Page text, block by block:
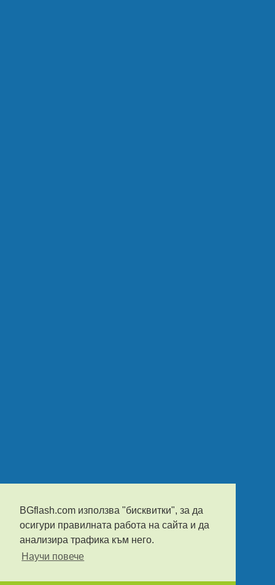
BGflash.com използва "бисквитки", за да
осигури правилната работа на сайта и да
анализира трафика към него.
Научи повече